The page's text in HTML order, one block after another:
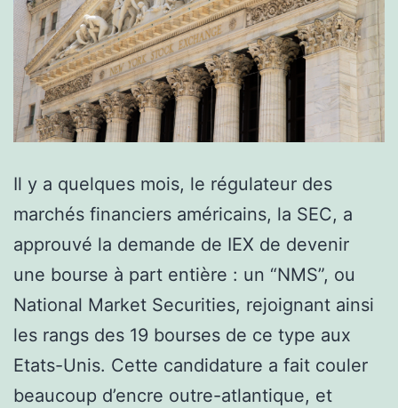
Il y a quelques mois, le régulateur des
marchés financiers américains, la SEC, a
approuvé la demande de IEX de devenir
une bourse à part entière : un “NMS”, ou
National Market Securities, rejoignant ainsi
les rangs des 19 bourses de ce type aux
Etats-Unis. Cette candidature a fait couler
beaucoup d’encre outre-atlantique, et